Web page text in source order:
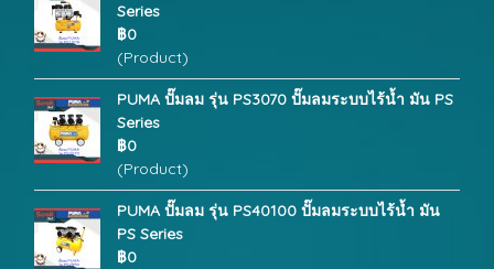
Series
฿0
(Product)
PUMA ปั๊มลม รุ่น PS3070 ปั๊มลมระบบไร้น้ำ มัน PS
Series
฿0
(Product)
PUMA ปั๊มลม รุ่น PS40100 ปั๊มลมระบบไร้น้ำ มัน
PS Series
฿0